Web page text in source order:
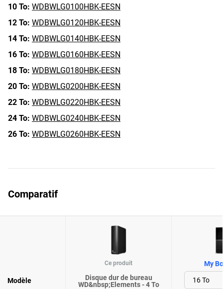
10 To: WDBWLG0100HBK-EESN
12 To: WDBWLG0120HBK-EESN
14 To: WDBWLG0140HBK-EESN
16 To: WDBWLG0160HBK-EESN
18 To: WDBWLG0180HBK-EESN
20 To: WDBWLG0200HBK-EESN
22 To: WDBWLG0220HBK-EESN
24 To: WDBWLG0240HBK-EESN
26 To: WDBWLG0260HBK-EESN
Comparatif
Modèle
Ce produit
Disque dur de bureau
WD&nbsp;Elements - 4 To
My